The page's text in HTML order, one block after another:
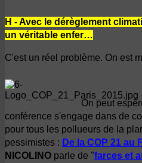
H - Avec le dérèglement
un véritable enfer…
C'est un réel problème. On est
On peut
conférence s'engage dans de
pour tous les pollueurs de la
pessimistes : De la COP 21 au
NICOLINO parle de "farces et